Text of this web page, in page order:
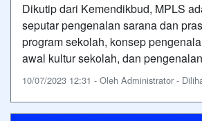
Dikutip dari Kemendikbud, MPLS
seputar pengenalan sarana dan
program sekolah, konsep
awal kultur sekolah, dan
10/07/2023 12:31 - Oleh Administrator -